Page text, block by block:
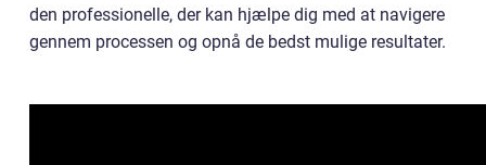
den professionelle, der kan hjælpe dig med at navigere
gennem processen og opnå de bedst mulige resultater.